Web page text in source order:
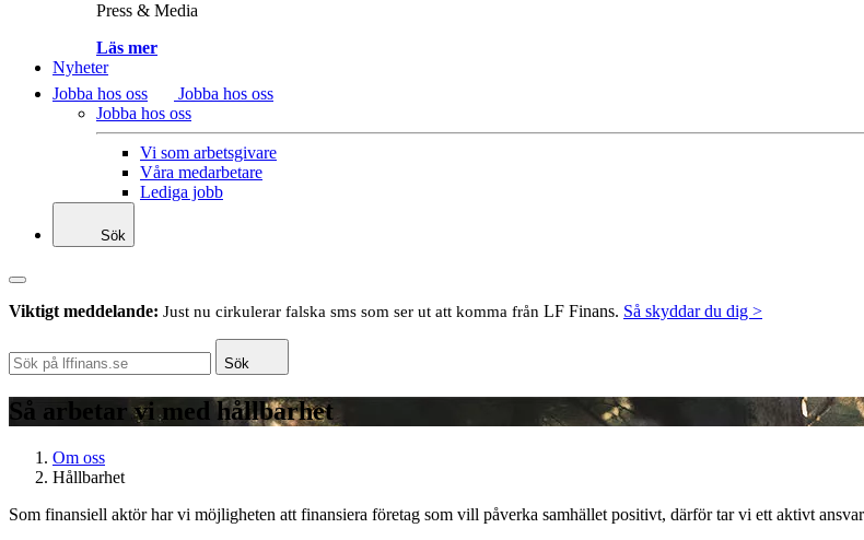
Press & Media
Läs mer
Nyheter
Jobba hos oss
Jobba hos oss
Jobba hos oss
Vi som arbetsgivare
Våra medarbetare
Lediga jobb
Sök
Viktigt meddelande: Just nu cirkulerar falska sms som ser ut att komma från LF Finans. Så skyddar du dig >
Sök
Så arbetar vi med hållbarhet
Om oss
Hållbarhet
Som finansiell aktör har vi möjligheten att finansiera företag som vill påverka samhället positivt, därför tar vi ett aktivt